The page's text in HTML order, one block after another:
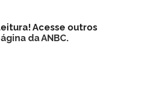
Acesse outros
da ANBC.